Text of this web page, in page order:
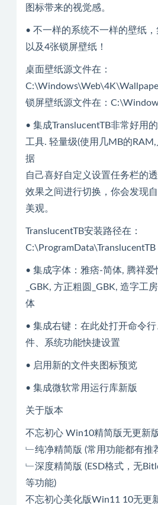
图标带来的视觉感。
• 不一样的系统不一样的壁纸，
以及4张锁屏壁纸！
桌面壁纸源文件在：
锁屏壁纸源文件在：
• 集成TranslucentTB非常好用
工具. 轻量级(使用几MB的
据
自己喜好自定义设置任务栏的
效果之间进行切换，你会发现
美观。
TranslucentTB安装路径在：
C:\ProgramData\TranslucentTB
• 集成字体：雅痞-简体, 腾祥
_GBK, 方正粗圆_GBK, 造字工
体
• 集成右键：在此处打开命令
件、系统功能快捷设置
• 启用新的文件夹图标预览
• 集成微软常用运行库新版
关于版本
不忘初心 Win10精简版无更新
﹂纯净精简版 (常用功能都有推
﹂深度精简版 (ESD格式，无
等功能)
不忘初心美化版Win11 10无更